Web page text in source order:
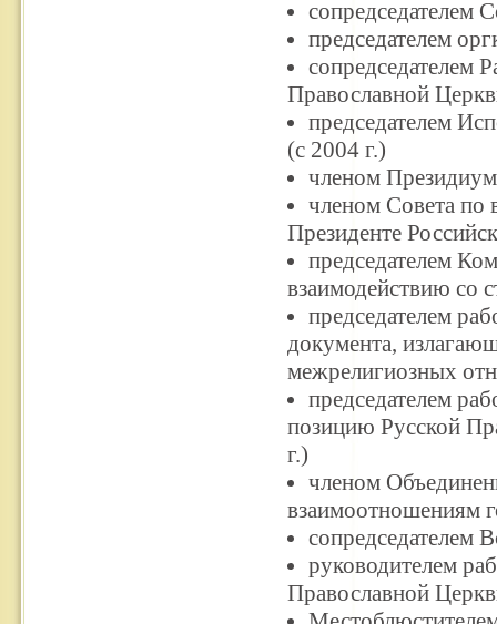
сопредседателем
председателем
сопредседателем
Православной
председателем
(с 2004 г.)
членом
членом Совета по
Президенте
председателем
взаимодействию со
председателем
документа,
межрелигиозных
председателем
позицию Русской
г.)
членом
взаимоотношениям
сопредседателем
руководителем
Православной